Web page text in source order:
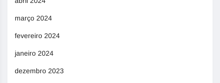
março 2024
fevereiro 2024
janeiro 2024
dezembro 2023